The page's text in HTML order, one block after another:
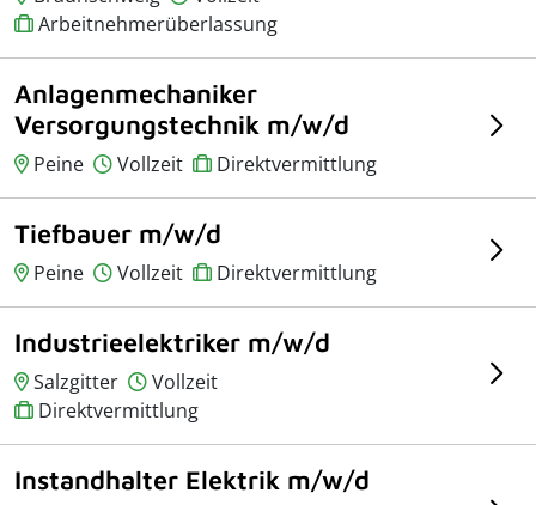
Arbeitnehmerüberlassung
Anlagenmechaniker
Versorgungstechnik m/w/d
Peine Vollzeit Direktvermittlung
Tiefbauer m/w/d
Peine Vollzeit Direktvermittlung
Industrieelektriker m/w/d
Salzgitter
Vollzeit
Direktvermittlung
Instandhalter Elektrik m/w/d